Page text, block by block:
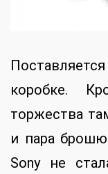
коробке.
торжества
и пара
Sony не